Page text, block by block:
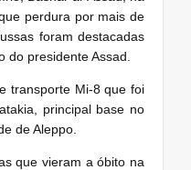
perdura por mais de
foram destacadas
presidente Assad.
transporte Mi-8 que foi
principal base no
de Aleppo.
que vieram a óbito na